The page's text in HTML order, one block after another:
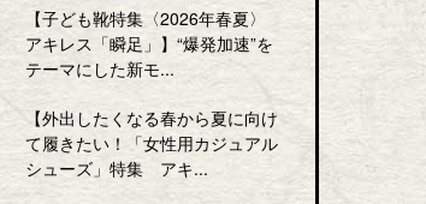
【子ども靴特集〈2026年春夏〉
アキレス「瞬足」】“爆発加速”を
テーマにした新モ...
【外出したくなる春から夏に向け
て履きたい！「女性用カジュアル
シューズ」特集 アキ...